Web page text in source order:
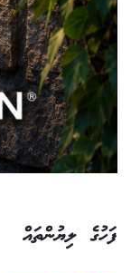
ފަހުގެ ލިޔުންތައް